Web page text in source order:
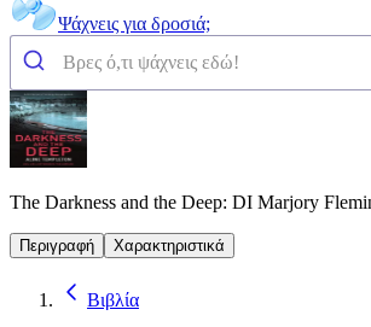
Ψάχνεις για δροσιά;
The Darkness and the Deep: DI Marjory
Περιγραφή Χαρακτηριστικά
Βιβλία